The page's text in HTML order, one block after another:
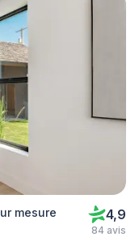
mesure
4,9
84 avis